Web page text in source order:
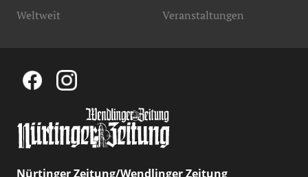
Weltweit
Veranstaltungen
Nürtinger Zeitung/Wendlinger Zeitung